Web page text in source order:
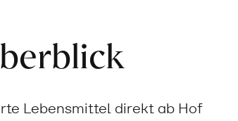
Lebensmittel direkt ab Hof